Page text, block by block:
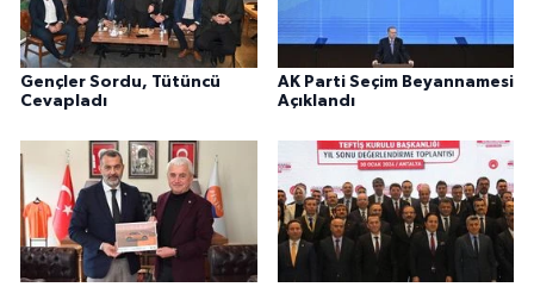
Gençler Sordu, Tütüncü
Cevapladı
AK Parti Seçim Beyannamesi
Açıklandı